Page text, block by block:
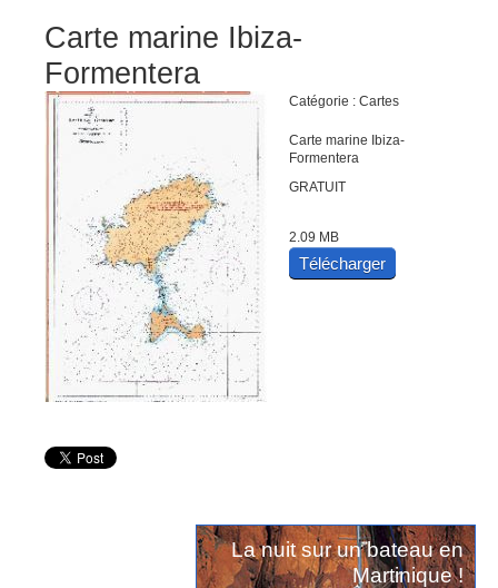
Carte marine Ibiza-
Formentera
Catégorie : Cartes
Carte marine Ibiza-
Formentera
GRATUIT
2.09 MB
Télécharger
La nuit sur un bateau en
Martinique !